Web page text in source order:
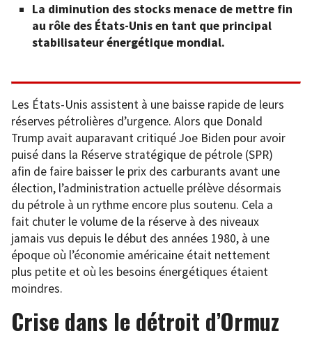
La diminution des stocks menace de mettre fin
au rôle des États-Unis en tant que principal
stabilisateur énergétique mondial.
Les États-Unis assistent à une baisse rapide de leurs
réserves pétrolières d’urgence. Alors que Donald
Trump avait auparavant critiqué Joe Biden pour avoir
puisé dans la Réserve stratégique de pétrole (SPR)
afin de faire baisser le prix des carburants avant une
élection, l’administration actuelle prélève désormais
du pétrole à un rythme encore plus soutenu. Cela a
fait chuter le volume de la réserve à des niveaux
jamais vus depuis le début des années 1980, à une
époque où l’économie américaine était nettement
plus petite et où les besoins énergétiques étaient
moindres.
Crise dans le détroit d’Ormuz